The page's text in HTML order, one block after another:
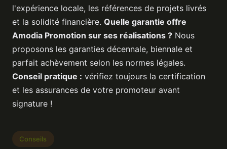
l'expérience locale, les références de projets livrés
et la solidité financière. Quelle garantie offre
Amodia Promotion sur ses réalisations ? Nous
proposons les garanties décennale, biennale et
parfait achèvement selon les normes légales.
Conseil pratique : vérifiez toujours la certification
et les assurances de votre promoteur avant
signature !
Conseils